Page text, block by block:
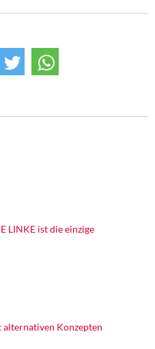
LINKE ist die einzige
alternativen Konzepten